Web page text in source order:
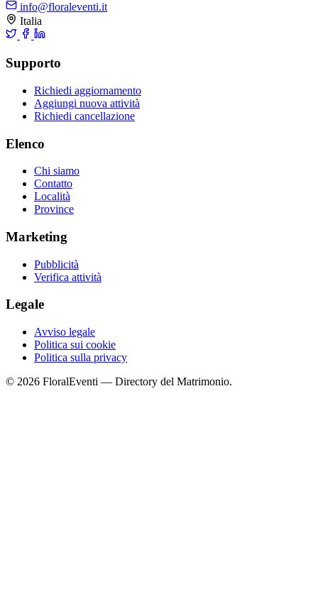
info@floraleventi.it
Italia
Supporto
Richiedi aggiornamento
Aggiungi nuova attività
Richiedi cancellazione
Elenco
Chi siamo
Contatto
Località
Province
Marketing
Pubblicità
Verifica attività
Legale
Avviso legale
Politica sui cookie
Politica sulla privacy
© 2026 FloralEventi — Directory del Matrimonio.